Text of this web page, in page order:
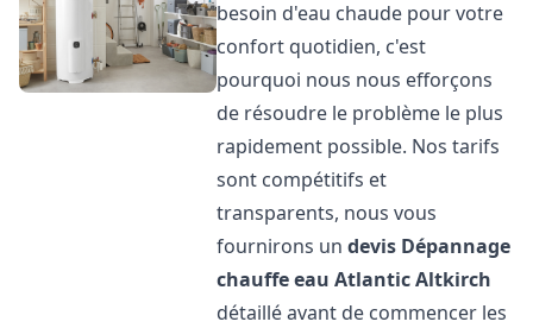
besoin d'eau chaude pour votre
confort quotidien, c'est
pourquoi nous nous efforçons
de résoudre le problème le plus
rapidement possible. Nos tarifs
sont compétitifs et
transparents, nous vous
fournirons undevis Dépannage
chauffe eau AtlanticAltkirch
détaillé avant de commencer les